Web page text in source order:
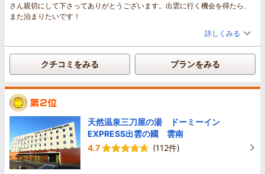
さん親切にして下さってありがとうございます。出雲に行く機会を得たら、
また泊まりたいです！
詳しくみる
クチコミをみる プランをみる
天然温泉三刀屋の湯 ドーミーイン
EXPRESS出雲の國 雲南
4.7
(112件)